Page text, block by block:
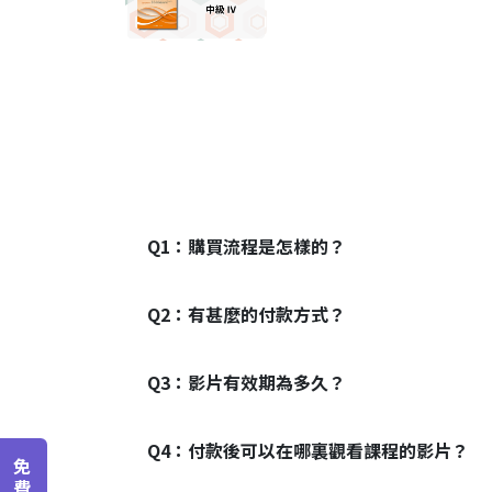
Q1： 購買流程是怎樣的？
Q2： 有甚麼的付款方式？
Q3： 影片有效期為多久？
Q4： 付款後可以在哪裏觀看課程的影片？
免